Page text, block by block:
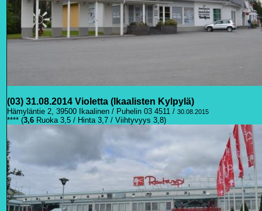
(03) 31.08.2014 Violetta (Ikaalisten Kylpylä)
Hämyläntie 2, 39500 Ikaalinen / Puhelin 03 4511 / 30.08.2015
**** (3,6 Ruoka 3,5 / Hinta 3,7 / Viihtyvyys 3,8)